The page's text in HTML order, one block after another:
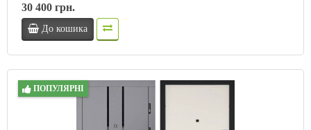
30 400 грн.
До кошика
ПОПУЛЯРНІ